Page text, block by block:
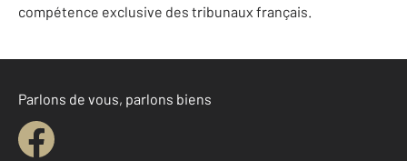
compétence exclusive des tribunaux français.
Parlons de vous, parlons biens